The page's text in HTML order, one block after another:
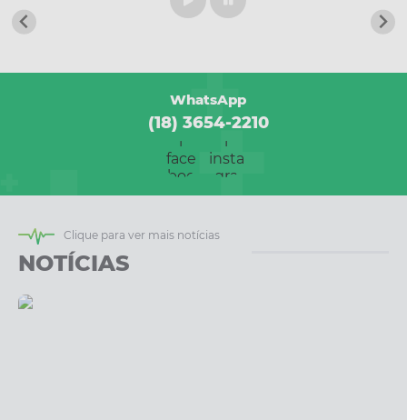
Convênios
WhatsApp
(18) 3654-2210
Clique para ver mais notícias
NOTÍCIAS